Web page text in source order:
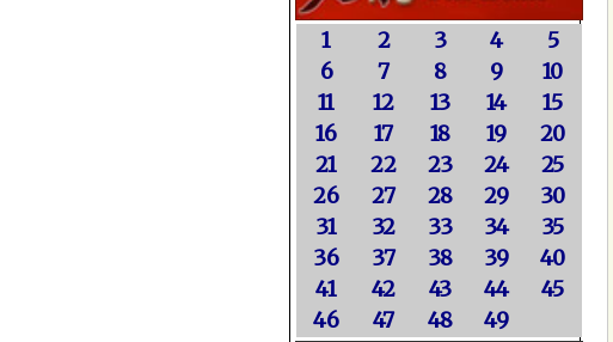
1 2 3 4
5
6
7 8 9
10
11
12 13 14
15
16
17 18 19
20
21
22 23 24
25
26
27 28 29
30
31
32 33 34
35
36
37 38 39
40
41
42 43 44
45
46
47 48 49